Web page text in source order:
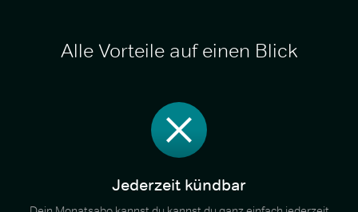
Alle Vorteile auf einen Blick
Jederzeit kündbar